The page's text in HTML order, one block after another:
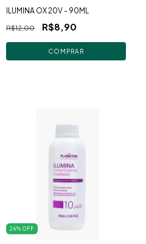
ILUMINA OX 20V - 90ML
R$12,00 R$8,90
26% OFF